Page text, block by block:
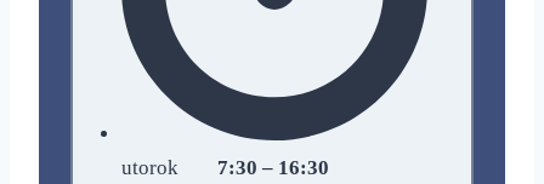
utorok 7:30 – 16:30